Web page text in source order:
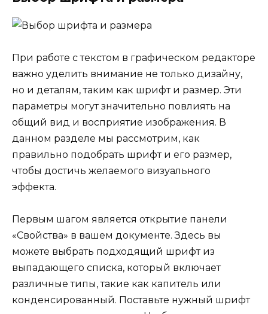
При работе с текстом в графическом редакторе
важно уделить внимание не только дизайну,
но и деталям, таким как шрифт и размер. Эти
параметры могут значительно повлиять на
общий вид и восприятие изображения. В
данном разделе мы рассмотрим, как
правильно подобрать шрифт и его размер,
чтобы достичь желаемого визуального
эффекта.
Первым шагом является открытие панели
«Свойства» в вашем документе. Здесь вы
можете выбрать подходящий шрифт из
выпадающего списка, который включает
различные типы, такие как капитель или
конденсированный. Поставьте нужный шрифт